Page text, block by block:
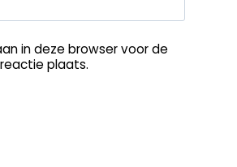
in deze browser voor de
plaats.